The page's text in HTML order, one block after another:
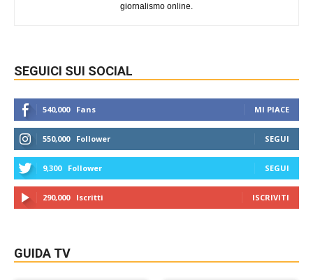
giornalismo online.
SEGUICI SUI SOCIAL
540,000 Fans MI PIACE
550,000 Follower SEGUI
9,300 Follower SEGUI
290,000 Iscritti ISCRIVITI
GUIDA TV